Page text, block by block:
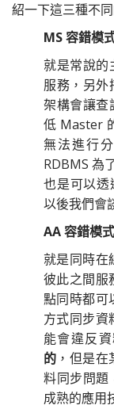
紹一下這三種不
MS 容錯模
就是常說
服務，另外
架構會讓查
低 Master
無法進行
RDBMS 為
也是可以透
以後我們會
AA 容錯模
就是同時在
彼此之間服
點同時都可
方式同步資
能會違反
的 ，但是
料同步問題
成熟的應用